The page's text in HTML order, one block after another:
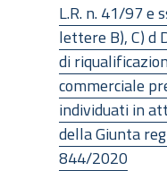
L.R. n. 41/97 e
lettere B), C) d
di
commerciale
individuati in
della Giunta
844/2020